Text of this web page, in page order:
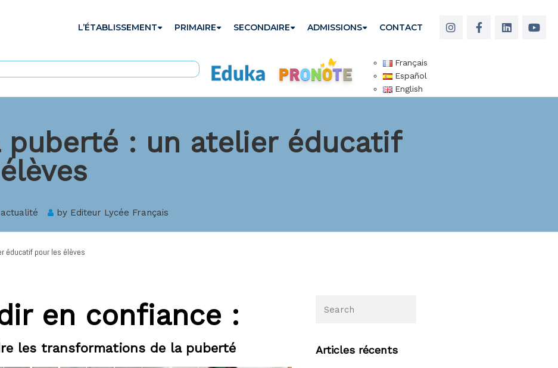
L’ÉTABLISSEMENT PRIMAIRE SECONDAIRE ADMISSIONS CONTACT
Français
Español
English
puberté : un atelier éducatif
actualité by Editeur Lycée Français
éducatif pour les élèves
en confiance :
les transformations de la puberté Articles récents